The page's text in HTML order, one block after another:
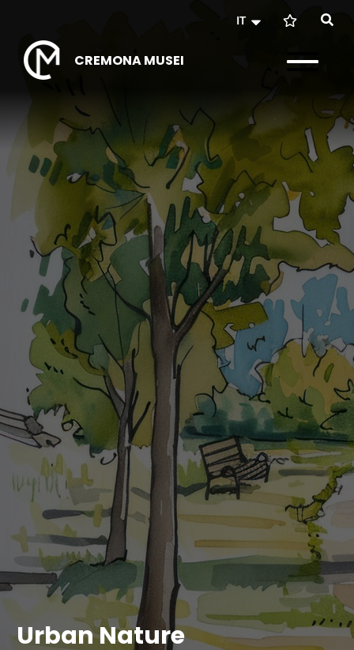
IT
CREMONA MUSEI
Urban Nature